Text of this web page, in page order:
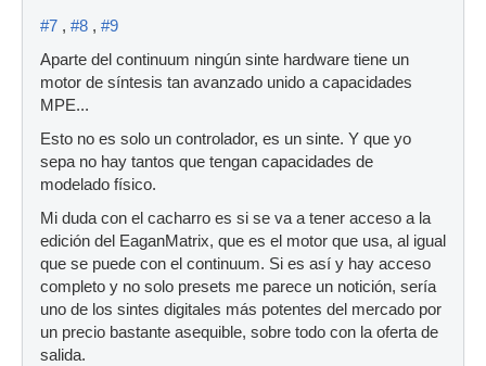
#7 , #8 , #9
Aparte del continuum ningún sinte hardware tiene un
motor de síntesis tan avanzado unido a capacidades
MPE...
Esto no es solo un controlador, es un sinte. Y que yo
sepa no hay tantos que tengan capacidades de
modelado físico.
Mi duda con el cacharro es si se va a tener acceso a la
edición del EaganMatrix, que es el motor que usa, al igual
que se puede con el continuum. Si es así y hay acceso
completo y no solo presets me parece un notición, sería
uno de los sintes digitales más potentes del mercado por
un precio bastante asequible, sobre todo con la oferta de
salida.